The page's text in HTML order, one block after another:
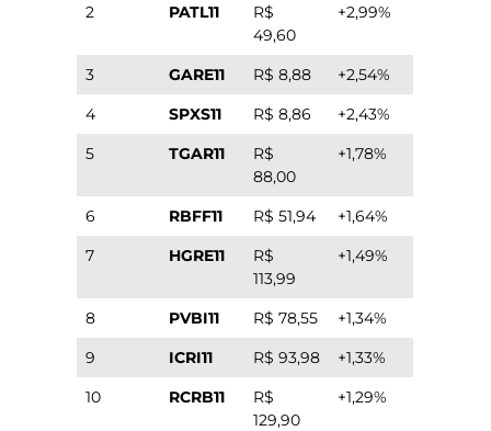
2
PATL11
R$
49,60
+2,99%
3 GARE11 R$ 8,88
+2,54%
4
SPXS11 R$ 8,86
+2,43%
5
TGAR11
R$
88,00
+1,78%
6 RBFF11 R$ 51,94
+1,64%
7
HGRE11
R$
113,99
+1,49%
8 PVBI11 R$ 78,55
+1,34%
9
ICRI11 R$ 93,98
+1,33%
10
RCRB11
R$
129,90
+1,29%